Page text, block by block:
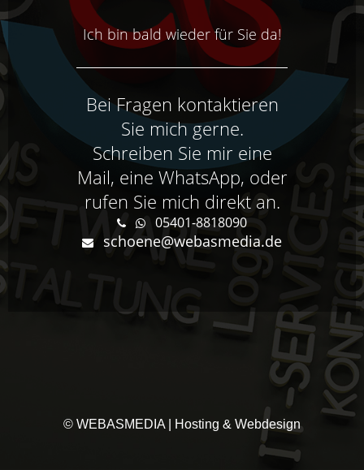
Ich bin bald wieder für Sie da!
Bei Fragen kontaktieren
Sie mich gerne.
Schreiben Sie mir eine
Mail, eine WhatsApp, oder
rufen Sie mich direkt an.
05401-8818090
schoene@webasmedia.de
© WEBASMEDIA | Hosting & Webdesign